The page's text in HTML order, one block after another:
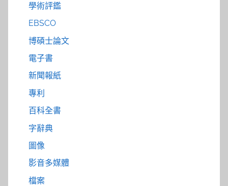
學術評鑑
EBSCO
博碩士論文
電子書
新聞報紙
專利
百科全書
字辭典
圖像
影音多媒體
檔案